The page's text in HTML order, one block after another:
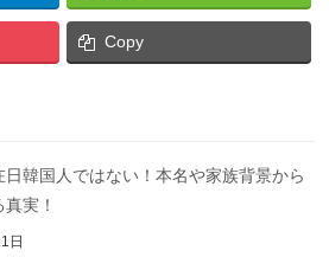
Copy
日韓国人ではない！本名や家族背景から
実！
日